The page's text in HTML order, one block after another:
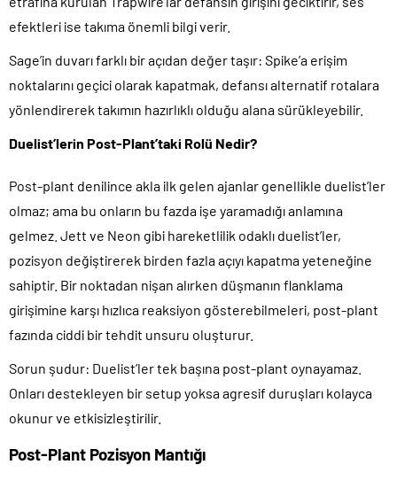
efektleri ise takıma önemli bilgi verir.
Sage’in duvarı farklı bir açıdan değer taşır: Spike’a erişim
noktalarını geçici olarak kapatmak, defansı alternatif rotalara
yönlendirerek takımın hazırlıklı olduğu alana sürükleyebilir.
Duelist’lerin Post-Plant’taki Rolü Nedir?
Post-plant denilince akla ilk gelen ajanlar genellikle duelist’ler
olmaz; ama bu onların bu fazda işe yaramadığı anlamına
gelmez. Jett ve Neon gibi hareketlilik odaklı duelist’ler,
pozisyon değiştirerek birden fazla açıyı kapatma yeteneğine
sahiptir. Bir noktadan nişan alırken düşmanın flanklama
girişimine karşı hızlıca reaksiyon gösterebilmeleri, post-plant
fazında ciddi bir tehdit unsuru oluşturur.
Sorun şudur: Duelist’ler tek başına post-plant oynayamaz.
Onları destekleyen bir setup yoksa agresif duruşları kolayca
okunur ve etkisizleştirilir.
Post-Plant Pozisyon Mantığı